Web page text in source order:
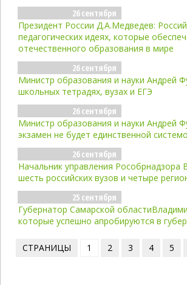
26 сентября
Президент России Д.А.Медведев:
педагогических идеях, которые
отечественного образования в мире
26 сентября
Министр образования и науки Андрей
школьных тетрадях, вузах и ЕГЭ
26 сентября
Министр образования и науки Андрей
экзамен не будет единственной
26 сентября
Начальник управления Рособрнадзора
шесть российских вузов и четыре
25 сентября
Губернатор Самарской
которые успешно апробируются в
СТРАНИЦЫ 1 2 3 4 5